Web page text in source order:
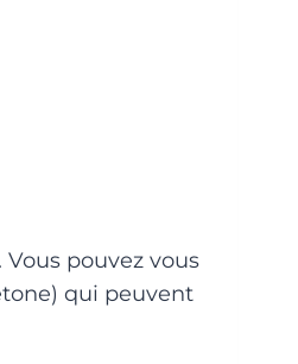
pouvez vous
qui peuvent